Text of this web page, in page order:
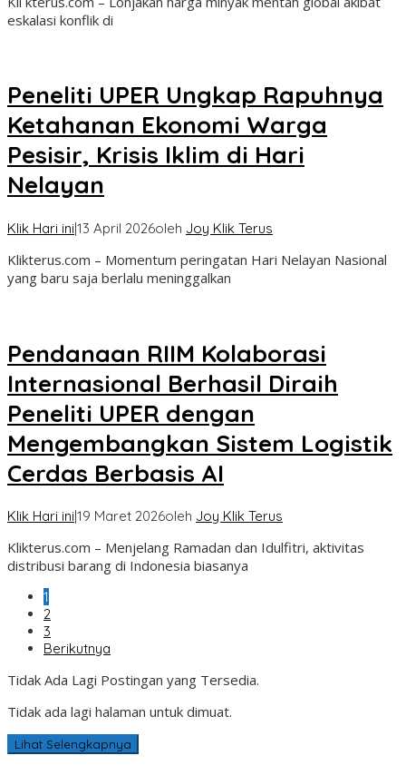
eskalasi konflik di
Peneliti UPER Ungkap Rapuhnya
Ketahanan Ekonomi Warga
Pesisir, Krisis Iklim di Hari
Nelayan
Klik Hari ini|13 April 2026oleh Joy Klik Terus
Klikterus.com – Momentum peringatan Hari Nelayan Nasional
yang baru saja berlalu meninggalkan
Pendanaan RIIM Kolaborasi
Internasional Berhasil Diraih
Peneliti UPER dengan
Mengembangkan Sistem Logistik
Cerdas Berbasis AI
Klik Hari ini|19 Maret 2026oleh Joy Klik Terus
Klikterus.com – Menjelang Ramadan dan Idulfitri, aktivitas
distribusi barang di Indonesia biasanya
1
2
3
Berikutnya
Tidak Ada Lagi Postingan yang Tersedia.
Tidak ada lagi halaman untuk dimuat.
Lihat Selengkapnya